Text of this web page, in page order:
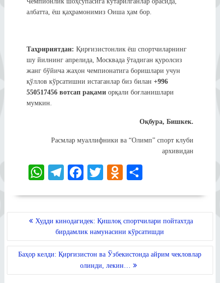
албатта, ёш қаҳрамонимиз Оиша ҳам бор.
Таҳририятдан: Қирғизистонлик ёш спортчиларнинг
шу йилнинг апрелида, Москвада ўтадиган қуролсиз
жанг бўйича жаҳон чемпионатига боришлари учун
қўллов кўрсатишни истаганлар биз билан +996
550517456 вотсап рақамиорқали боғланишлари
мумкин.
Оқбура, Бишкек.
Расмлар муаллифники ва “Олимп” спорт клуби
архивидан
W
A
pp
Te
a
m
Fa
ok
T
r
O
la
ss
ni
ki
MENYUSI
Худди кинодагидек: Қишлоқ спортчилари пойтахтда
бирдамлик намунасини кўрсатишди
Баҳор келди: Қирғизистон ва Ўзбекистонда айрим чекловлар
олинди, лекин…